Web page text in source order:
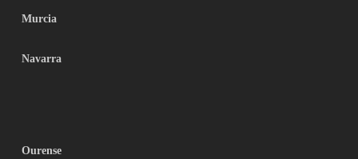
Murcia
Navarra
Ourense